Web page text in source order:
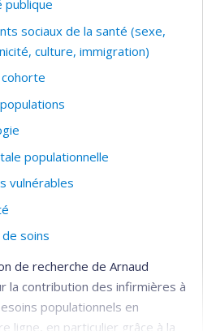
publique
sociaux de la santé (sexe,
culture, immigration)
populationnelle
vulnérables
soins
de recherche de Arnaud
la contribution des infirmières à
populationnels en
ligne, en particulier grâce à la